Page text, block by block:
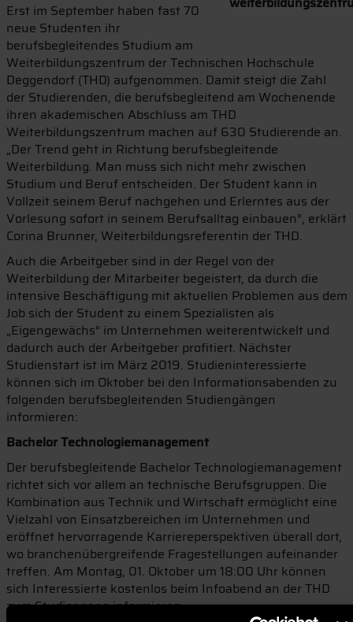
Erst im September haben fast 70
neue Studenten ihr
berufsbegleitendes Studium am
Weiterbildungszentrum der Technischen Hochschule
Deggendorf (THD) aufgenommen. Damit steigt die Zahl
der Studierenden, die berufsbegleitend am Wochenende
ihren akademischen Abschluss am THD
Weiterbildungszentrum machen auf 630 Studierende an.
„Der Trend geht in Richtung berufsbegleitende
Weiterbildung. Man muss sich nicht mehr zwischen
Studium und Beruf entscheiden. Der Student kann in
Vollzeit seinem Beruf nachgehen und Erlerntes aus der
Vorlesung sofort in seinem Berufsalltag einbauen“, erklärt
Corina Brunner, Weiterbildungsreferentin der THD.
Auch die Arbeitgeber sind in der Regel von der
Weiterbildung der Mitarbeiter begeistert, da durch die
intensive Beschäftigung mit aktuellen Problemen aus dem
Job sich der Student zu einem Spezialisten als
„Eigengewächs“ im Unternehmen weiterentwickelt und
dadurch auch der Arbeitgeber profitiert. Nächster
Studienstart ist im März 2019. Studieninteressierte
können sich im Oktober bei den Informationsabenden zu
folgenden berufsbegleitenden Studiengängen
informieren:
Bachelor Technologiemanagement
Der berufsbegleitende Bachelor Technologiemanagement
richtet sich vor allem an technische Berufsgruppen. Die
Kombination aus Technik und Wirtschaft ermöglicht eine
Vielzahl von Einsatzbereichen im Unternehmen und
eröffnet hervorragende Karriereperspektiven überall dort,
wo branchenübergreifende Fragestellungen aufeinander
treffen. Am Montag, 01. Oktober um 18:00 Uhr können
sich Interessierte kostenlos beim Infoabend an der THD
zum Studiengang informieren.